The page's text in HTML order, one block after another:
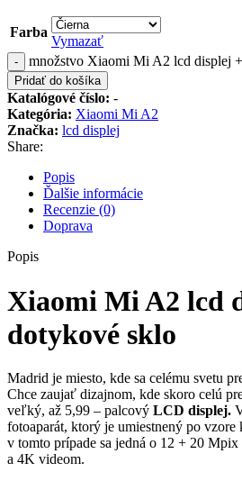
Farba
Vymazať
množstvo Xiaomi Mi A2 lcd displej
Pridať do košíka
Katalógové číslo: -
Kategória: Xiaomi Mi A2
Značka: lcd displej
Share:
Popis
Ďalšie informácie
Recenzie (0)
Doprava
Popis
Xiaomi Mi A2 lcd
dotykové sklo
Madrid je miesto, kde sa celému svetu
Chce zaujať dizajnom, kde skoro celú
veľký, až 5,99 – palcový LCD displej.
fotoaparát, ktorý je umiestnený po vzore
v tomto prípade sa jedná o 12 + 20
a 4K videom.